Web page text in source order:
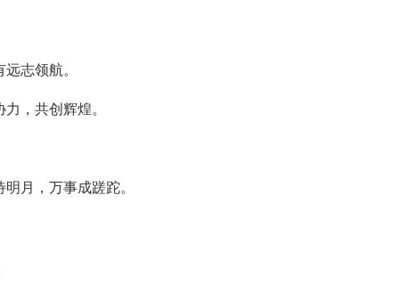
志领航。
，共创辉煌。
月，万事成蹉跎。